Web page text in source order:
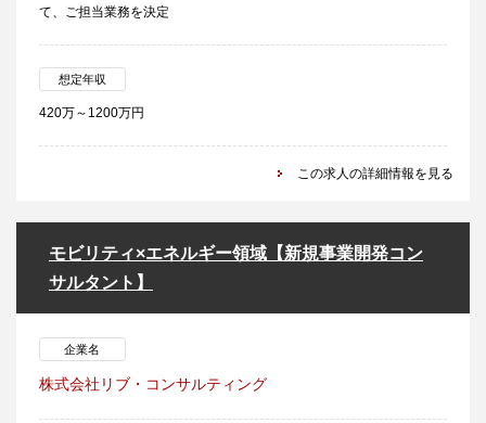
て、ご担当業務を決定
想定年収
420万～1200万円
この求人の詳細情報を見る
モビリティ×エネルギー領域【新規事業開発コン
サルタント】
企業名
株式会社リブ・コンサルティング